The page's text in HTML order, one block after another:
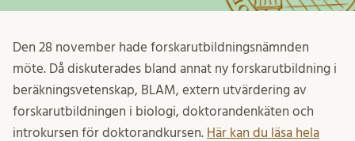
Den 28 november hade forskarutbildningsnämnden
möte. Då diskuterades bland annat ny forskarutbildning i
beräkningsvetenskap, BLAM, extern utvärdering av
forskarutbildningen i biologi, doktorandenkäten och
introkursen för doktorandkursen. Här kan du läsa hela